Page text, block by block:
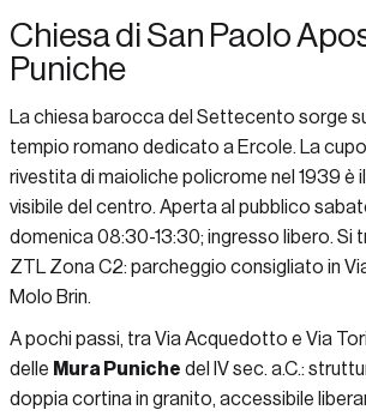
Chiesa di San Paolo
Puniche
La chiesa barocca del Settecento sorge
tempio romano dedicato a Ercole. La
rivestita di maioliche policrome nel 1939 è
visibile del centro. Aperta al pubblico
domenica 08:30-13:30; ingresso libero. Si
ZTL Zona C2: parcheggio consigliato in
Molo Brin.
A pochi passi, tra Via Acquedotto e Via
delle Mura Puniche del IV sec. a.C.:
doppia cortina in granito, accessibile